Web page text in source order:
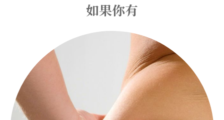
如果你有